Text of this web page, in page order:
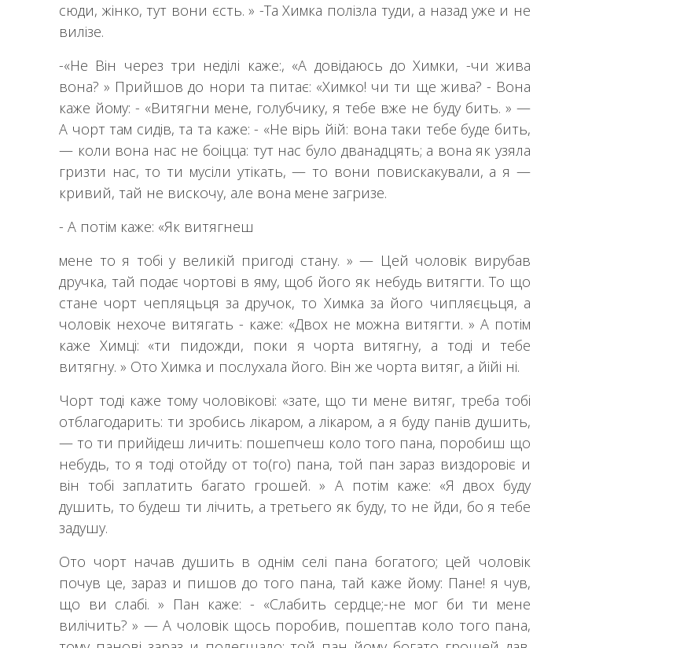
сюди, жінко, тут вони єсть. » -Та Химка полізла туди, а назад уже и не
вилізе.
-«He Він через три неділі каже:, «А довідаюсь до Химки, -чи жива
вона? » Прийшов до нори та питає: «Химко! чи ти ще жива? - Вона
каже йому: - «Витягни мене, голубчику, я тебе вже не буду бить. » —
А чорт там сидів, та та каже: - «Не вірь йій: вона таки тебе буде бить,
— коли вона нас не боіцца: тут нас було дванадцять; а вона як узяла
гризти нас, то ти мусіли утікать, — то вони повискакували, а я —
кривий, тай не вискочу, але вона мене загризе.
- А потім каже: «Як витягнеш
мене то я тобі у великій пригоді стану. » — Цей чоловік вирубав
дручка, тай подає чортові в яму, щоб його як небудь витягти. То що
стане чорт чепляцьця за дручок, то Химка за його чипляєцьця, а
чоловік нехоче витягать - каже: «Двох не можна витягти. » А потім
каже Химці: «ти пидожди, поки я чорта витягну, а тоді и тебе
витягну. » Ото Химка и послухала його. Він же чорта витяг, а йійі ні.
Чорт тоді каже тому чоловікові: «зате, що ти мене витяг, треба тобі
отблагодарить: ти зробись лікаром, а лікаром, а я буду панів душить,
— то ти прийідеш личить: пошепчеш коло того пана, поробиш що
небудь, то я тоді отойду от то(го) пана, той пан зараз виздоровіє и
він тобі заплатить багато грошей. » А потім каже: «Я двох буду
душить, то будеш ти лічить, а третьего як буду, то не йди, бо я тебе
задушу.
Ото чорт начав душить в однім селі пана богатого; цей чоловік
почув це, зараз и пишов до того пана, тай каже йому: Пане! я чув,
що ви слабі. » Пан каже: - «Слабить сердце;-не мог би ти мене
вилічить? » — А чоловік щось поробив, пошептав коло того пана,